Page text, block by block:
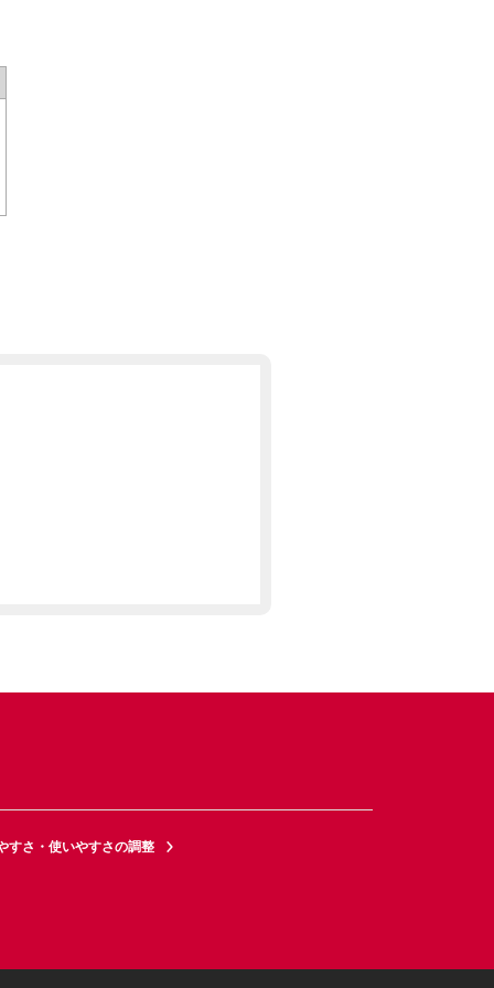
すさ・使いやすさの調整